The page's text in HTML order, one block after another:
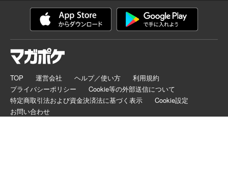
TOP 運営会社 ヘルプ／使い方
利用規約
プライバシーポリシー
Cookie等の外部送信について
特定商取引法および資金決済法に基づく表示
Cookie設定
お問い合わせ